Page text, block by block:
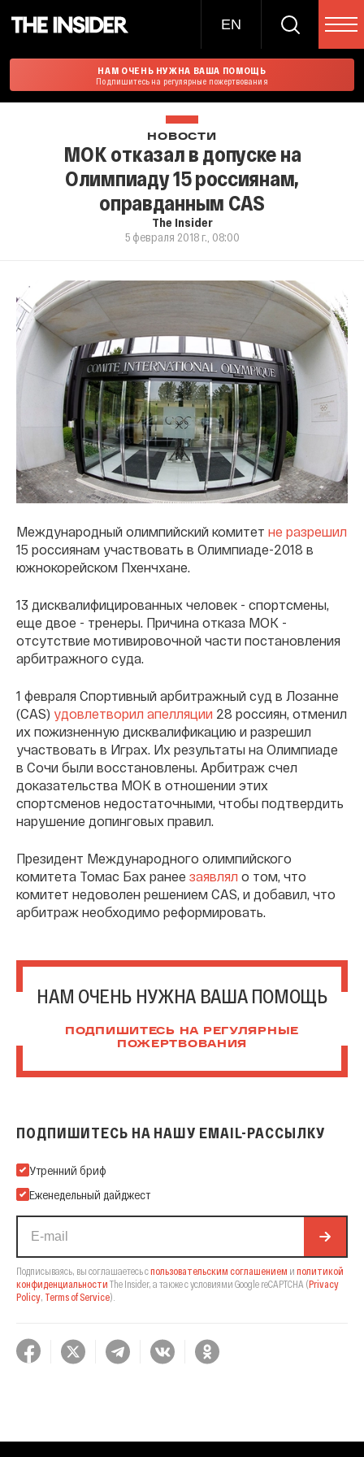
EN
НАМ ОЧЕНЬ НУЖНА ВАША ПОМОЩЬ
Подпишитесь на регулярные пожертвования
НОВОСТИ
МОК отказал в допуске на
Олимпиаду 15 россиянам,
оправданным CAS
The Insider
5 февраля 2018 г., 08:00
Международный олимпийский комитет не разрешил
15 россиянам участвовать в Олимпиаде-2018 в
южнокорейском Пхенчхане.
13 дисквалифицированных человек - спортсмены,
еще двое - тренеры. Причина отказа МОК -
отсутствие мотивировочной части постановления
арбитражного суда.
1 февраля Спортивный арбитражный суд в Лозанне
(CAS) удовлетворил апелляции 28 россиян, отменил
их пожизненную дисквалификацию и разрешил
участвовать в Играх. Их результаты на Олимпиаде
в Сочи были восстановлены. Арбитраж счел
доказательства МОК в отношении этих
спортсменов недостаточными, чтобы подтвердить
нарушение допинговых правил.
Президент Международного олимпийского
комитета Томас Бах ранее заявлял о том, что
комитет недоволен решением CAS, и добавил, что
арбитраж необходимо реформировать.
НАМ ОЧЕНЬ НУЖНА ВАША ПОМОЩЬ
ПОДПИШИТЕСЬ НА РЕГУЛЯРНЫЕ
ПОЖЕРТВОВАНИЯ
ПОДПИШИТЕСЬ НА НАШУ EMAIL-РАССЫЛКУ
Подпишитесь на нашу Email-рассылку
Утренний бриф
Еженедельный дайджест
Подписываясь, вы соглашаетесь спользовательским соглашением и политикой
конфиденциальности The Insider, а также с условиями Google reCAPTCHA (Privacy
Policy Terms of Service).